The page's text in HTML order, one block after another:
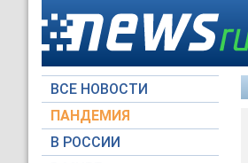
ВСЕ НОВОСТИ
ПАНДЕМИЯ
В РОССИИ